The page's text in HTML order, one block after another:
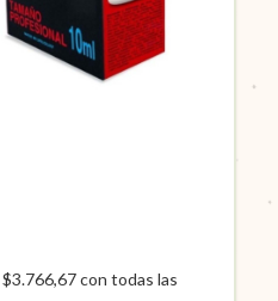
$3.766,67con todas las